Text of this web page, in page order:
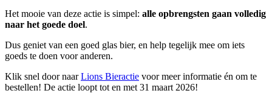
Het mooie van deze actie is simpel: alle opbrengsten gaan volledig
naar het goede doel.
Dus geniet van een goed glas bier, en help tegelijk mee om iets
goeds te doen voor anderen.
Klik snel door naarLions Bieractie voor meer informatie én om te
bestellen! De actie loopt tot en met 31 maart 2026!